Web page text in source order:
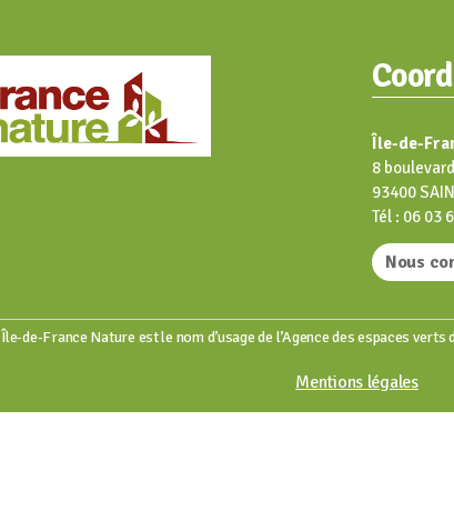
Île-de-
8
93400
Tél : 06 03
Nous
Île-de-France Nature est le nom d’usage de l’Agence des espaces
Mentions légales